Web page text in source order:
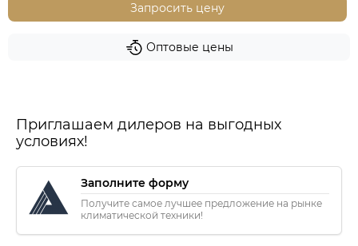
Запросить цену
Оптовые цены
Приглашаем дилеров на выгодных
условиях!
Заполните форму
Получите самое лучшее предложение на рынке
климатической техники!